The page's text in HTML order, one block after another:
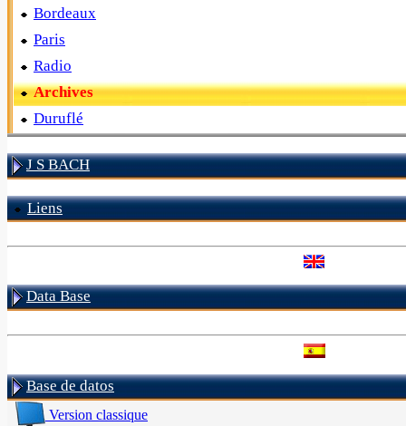
Bordeaux
Paris
Radio
Archives
Duruflé
J S BACH
Liens
Data Base
Base de datos
Version classique